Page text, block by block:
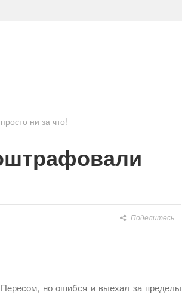
ни за что!
Поделитесь
но ошибся и выехал за пределы